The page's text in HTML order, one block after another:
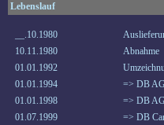
Lebenslauf
__.10.1980
10.11.1980
Abnahme
01.01.1992
01.01.1994
=> DB
01.01.1998
=> DB
01.07.1999
=> DB